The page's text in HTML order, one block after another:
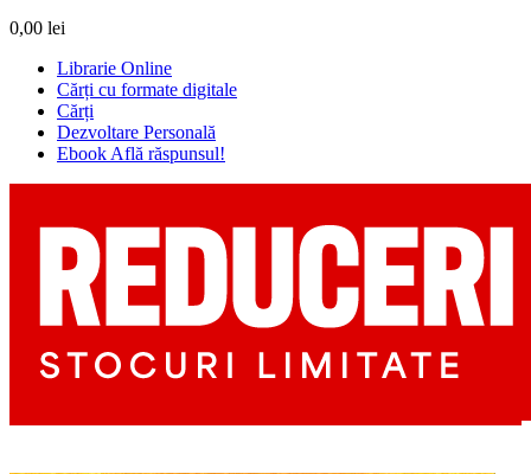
0,00 lei
Librarie Online
Cărți cu formate digitale
Cărți
Dezvoltare Personală
Ebook Află răspunsul!